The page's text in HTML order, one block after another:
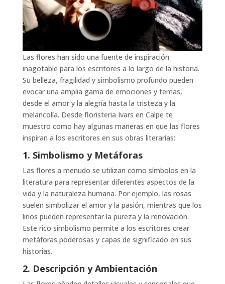
Las flores han sido una fuente de inspiración
inagotable para los escritores a lo largo de la historia.
Su belleza, fragilidad y simbolismo profundo pueden
evocar una amplia gama de emociones y temas,
desde el amor y la alegría hasta la tristeza y la
melancolía. Desde floristeria Ivars en Calpe te
muestro como hay algunas maneras en que las flores
inspiran a los escritores en sus obras literarias:
1. Simbolismo y Metáforas
Las flores a menudo se utilizan como símbolos en la
literatura para representar diferentes aspectos de la
vida y la naturaleza humana. Por ejemplo, las rosas
suelen simbolizar el amor y la pasión, mientras que los
lirios pueden representar la pureza y la renovación.
Este rico simbolismo permite a los escritores crear
metáforas poderosas y capas de significado en sus
historias.
2. Descripción y Ambientación